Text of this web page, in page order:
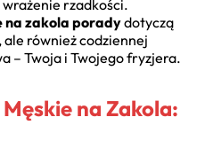
rzadkości.
na zakola poradydotyczą
również codziennej
– Twoja i Twojego fryzjera.
na Zakola: